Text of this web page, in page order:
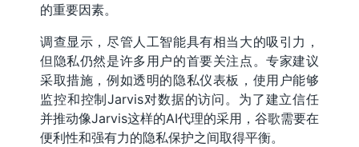
的重要因素。
调查显示，尽管人工智能具有相当大的吸引力，
但隐私仍然是许多用户的首要关注点。专家建议
采取措施，例如透明的隐私仪表板，使用户能够
监控和控制Jarvis对数据的访问。为了建立信任
并推动像Jarvis这样的AI代理的采用，谷歌需要在
便利性和强有力的隐私保护之间取得平衡。